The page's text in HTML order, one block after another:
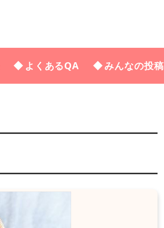
よくあるQA みんなの投稿